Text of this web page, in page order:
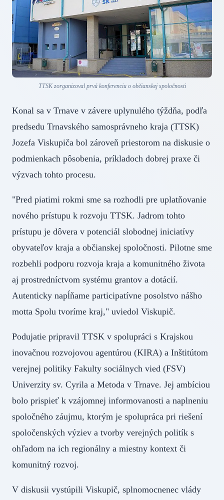
TTSK zorganizoval prvú konferenciu o občianskej spoločnosti
Konal sa v Trnave v závere uplynulého týždňa, podľa
predsedu Trnavského samosprávneho kraja (TTSK)
Jozefa Viskupiča bol zároveň priestorom na diskusie o
podmienkach pôsobenia, príkladoch dobrej praxe či
výzvach tohto procesu.
"Pred piatimi rokmi sme sa rozhodli pre uplatňovanie
nového prístupu k rozvoju TTSK. Jadrom tohto
prístupu je dôvera v potenciál slobodnej iniciatívy
obyvateľov kraja a občianskej spoločnosti. Pilotne sme
rozbehli podporu rozvoja kraja a komunitného života
aj prostredníctvom systému grantov a dotácií.
Autenticky napĺňame participatívne posolstvo nášho
motta Spolu tvoríme kraj," uviedol Viskupič.
Podujatie pripravil TTSK v spolupráci s Krajskou
inovačnou rozvojovou agentúrou (KIRA) a Inštitútom
verejnej politiky Fakulty sociálnych vied (FSV)
Univerzity sv. Cyrila a Metoda v Trnave. Jej ambíciou
bolo prispieť k vzájomnej informovanosti a naplneniu
spoločného záujmu, ktorým je spolupráca pri riešení
spoločenských výziev a tvorby verejných politík s
ohľadom na ich regionálny a miestny kontext či
komunitný rozvoj.
V diskusii vystúpili Viskupič, splnomocnenec vlády